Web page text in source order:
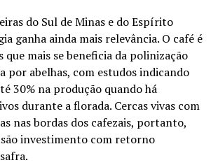
do Sul de Minas e do Espírito
ganha ainda mais relevância. O café é
que mais se beneficia da polinização
por abelhas, com estudos indicando
30% na produção quando há
durante a florada. Cercas vivas com
nas bordas dos cafezais, portanto,
investimento com retorno